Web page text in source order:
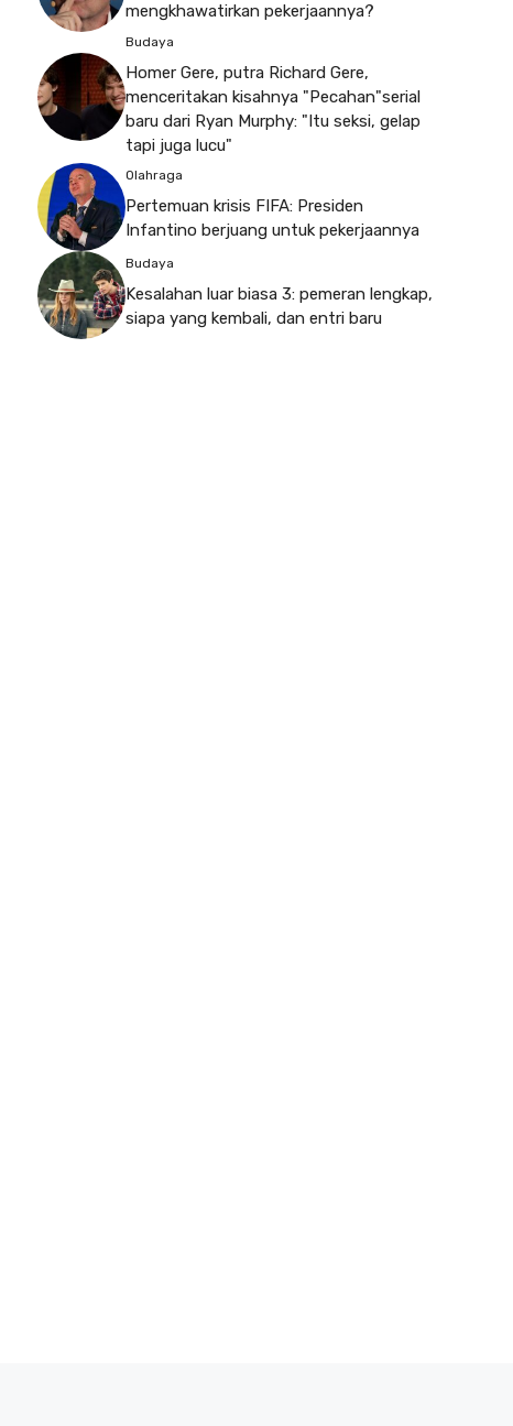
mengkhawatirkan pekerjaannya?
Budaya
Homer Gere, putra Richard Gere,
menceritakan kisahnya "Pecahan"serial
baru dari Ryan Murphy: "Itu seksi, gelap
tapi juga lucu"
Olahraga
Pertemuan krisis FIFA: Presiden
Infantino berjuang untuk pekerjaannya
Budaya
Kesalahan luar biasa 3: pemeran lengkap,
siapa yang kembali, dan entri baru